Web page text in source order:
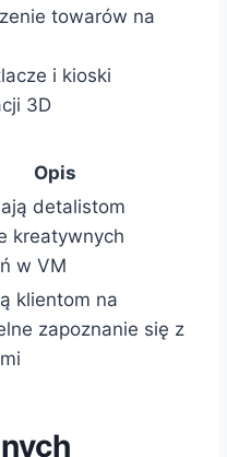
towarów na
i kioski
3D
Opis
detalistom
kreatywnych
w VM
klientom na
zapoznanie się z